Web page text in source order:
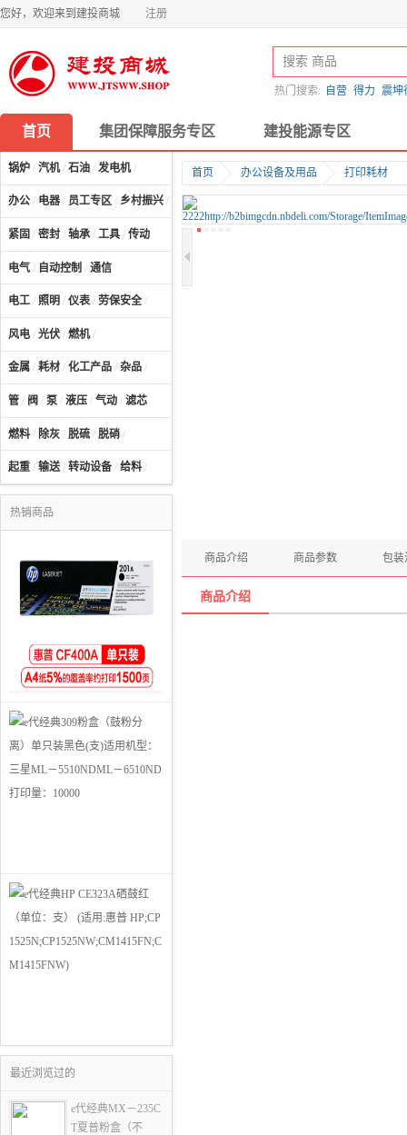
您好，欢迎来到建投商城 注册
热门搜索: 自营 得力 震坤
首页 集团保障服务专区 建投能源专区
锅炉 / 汽机/ 石油 / 发电机/
办公 / 电器 / 员工专区 / 乡村振兴 / 计算机及配件
紧固 / 密封 / 轴承 / 工具 / 传动
电气 / 自动控制 / 通信
电工 / 照明 / 仪表 / 劳保安全 /
风电 / 光伏 / 燃机/
金属 / 耗材 / 化工产品 / 杂品 /
管 / 阀 / 泵 / 液压 / 气动 / 滤芯
燃料 / 除灰 / 脱硫 / 脱硝 /
起重 / 输送/ 转动设备 / 给料 /
热销商品
最近浏览过的
e代经典MX－235C
T夏普粉盒（不
首页 办公设备及用品 打印耗材
商品介绍 商品参数 包装
商品介绍